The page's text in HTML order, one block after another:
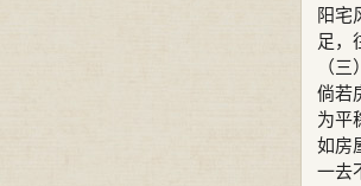
阳宅
足，
（
倘若
为平
如房
一去